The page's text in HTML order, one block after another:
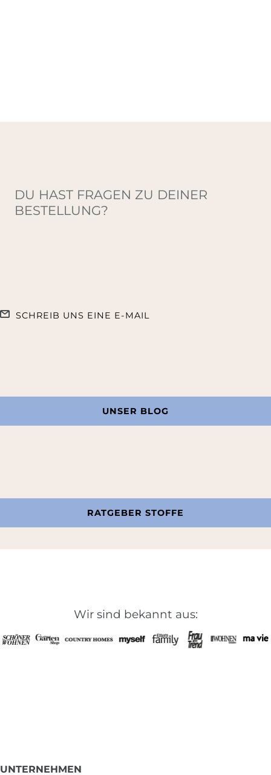
DU HAST FRAGEN ZU DEINER
BESTELLUNG?
SCHREIB UNS EINE E-MAIL
UNSER BLOG
RATGEBER STOFFE
Wir sind bekannt aus:
UNTERNEHMEN